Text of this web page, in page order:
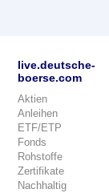
live.deutsche-
boerse.com
Aktien
Anleihen
ETF/ETP
Fonds
Rohstoffe
Zertifikate
Nachhaltig